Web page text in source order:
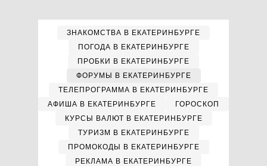
ЗНАКОМСТВА В ЕКАТЕРИНБУРГЕ
ПОГОДА В ЕКАТЕРИНБУРГЕ
ПРОБКИ В ЕКАТЕРИНБУРГЕ
ФОРУМЫ В ЕКАТЕРИНБУРГЕ
ТЕЛЕПРОГРАММА В ЕКАТЕРИНБУРГЕ
АФИША В ЕКАТЕРИНБУРГЕ
ГОРОСКОП
КУРСЫ ВАЛЮТ В ЕКАТЕРИНБУРГЕ
ТУРИЗМ В ЕКАТЕРИНБУРГЕ
ПРОМОКОДЫ В ЕКАТЕРИНБУРГЕ
РЕКЛАМА В ЕКАТЕРИНБУРГЕ